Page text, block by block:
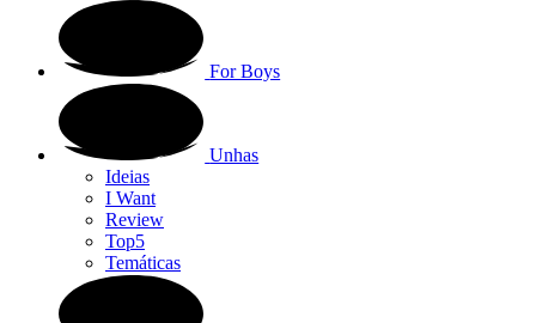
For Boys
Unhas
Ideias
I Want
Review
Top5
Temáticas